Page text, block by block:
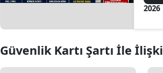
2026
Güvenlik Kartı Şartı İle